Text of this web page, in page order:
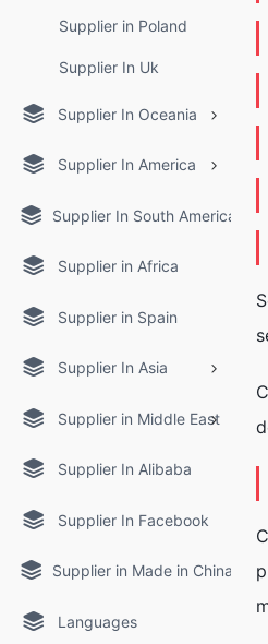
Supplier in Poland
Supplier In Uk
Supplier In Oceania
Supplier In America
Supplier In South America
Supplier in Africa
Supplier in Spain
Supplier In Asia
Supplier in Middle East
Supplier In Alibaba
Supplier In Facebook
Supplier in Made in China
Languages